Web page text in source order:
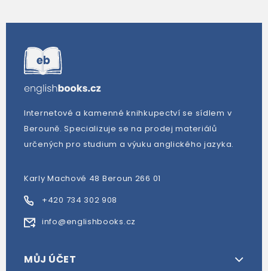
Internetové a kamenné knihkupectví se sídlem v
Berouně. Specializuje se na prodej materiálů
určených pro studium a výuku anglického jazyka.
Karly Machové 48 Beroun 266 01
+420 734 302 908
info@englishbooks.cz
MŮJ ÚČET